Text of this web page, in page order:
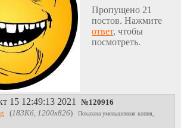
Пропущено 21
постов. Нажмите
ответ, чтобы
посмотреть.
15 12:49:13 2021 №120916
(183Кб, 1200x826)
Показана уменьшенная копия,